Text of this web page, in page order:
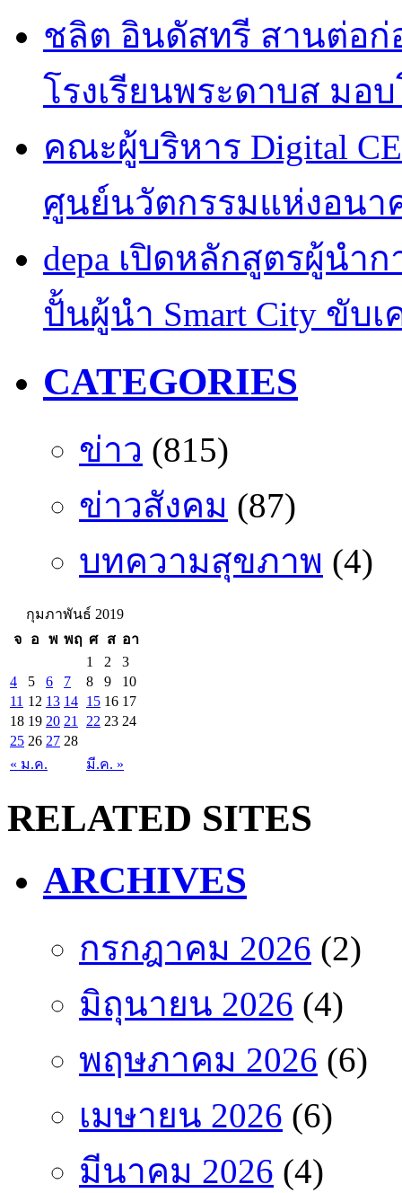
ชลิต อินดัสทรี สานต่อก่
โรงเรียนพระดาบส มอ
คณะผู้บริหาร Digital
ศูนย์นวัตกรรมแห่งอนา
depa เปิดหลักสูตรผู้นำ
ปั้นผู้นำ Smart City ขับ
CATEGORIES
ข่าว (815)
ข่าวสังคม (87)
บทความสุขภาพ (4)
กุมภาพันธ์ 2019
จ
อ พ พฤ ศ ส อา
« ม.ค. มี.ค. »
1 2
3
4
5 6 7 8 9
10
11 12 13 14 15 16 17
18 19 20 21 22 23 24
25 26 27 28
RELATED SITES
ARCHIVES
กรกฎาคม 2026 (2)
มิถุนายน 2026 (4)
พฤษภาคม 2026 (6)
เมษายน 2026 (6)
มีนาคม 2026 (4)